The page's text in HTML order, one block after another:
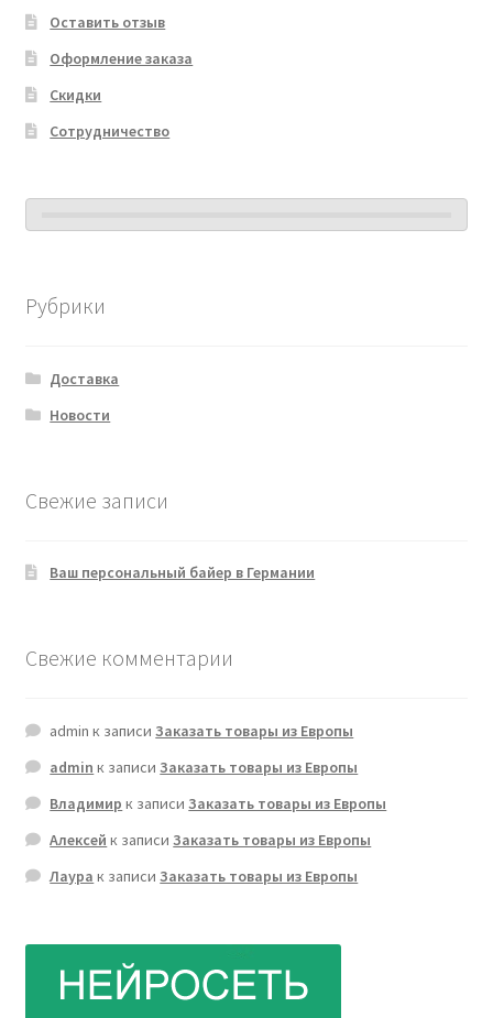
Оставить отзыв
Оформление заказа
Скидки
Сотрудничество
Рубрики
Доставка
Новости
Свежие записи
Ваш персональный байер в Германии
Свежие комментарии
admin к записиЗаказать товары из Европы
admin к записиЗаказать товары из Европы
Владимир к записиЗаказать товары из Европы
Алексей к записиЗаказать товары из Европы
Лаура к записиЗаказать товары из Европы